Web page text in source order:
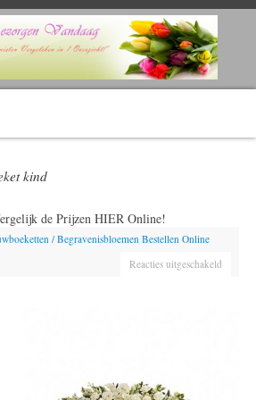
en laten bezorgen? Kijk Hier!
kind
de Prijzen HIER Online!
/ Begravenisbloemen Bestellen Online
Reacties uitgeschakeld